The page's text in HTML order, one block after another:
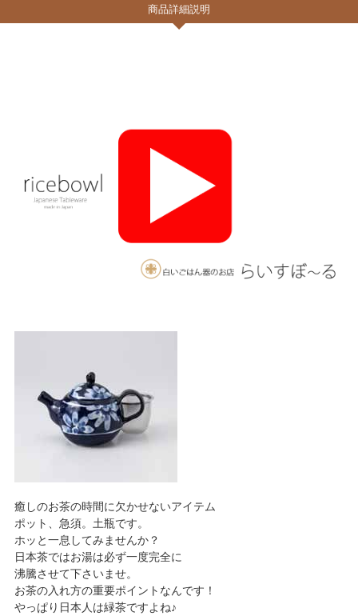
商品詳細説明
癒しのお茶の時間に欠かせないアイテム
ポット、急須。土瓶です。
ホッと一息してみませんか？
日本茶ではお湯は必ず一度完全に
沸騰させて下さいませ。
お茶の入れ方の重要ポイントなんです！
やっぱり日本人は緑茶ですよね♪